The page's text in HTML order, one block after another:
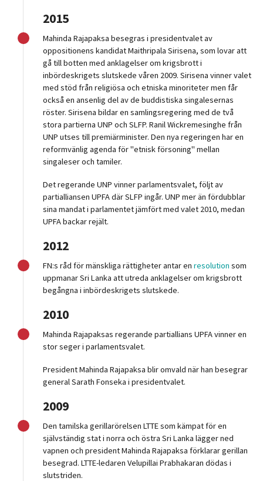
2015
Mahinda Rajapaksa besegras i presidentvalet av
oppositionens kandidat Maithripala Sirisena, som lovar att
gå till botten med anklagelser om krigsbrott i
inbördeskrigets slutskede våren 2009. Sirisena vinner valet
med stöd från religiösa och etniska minoriteter men får
också en ansenlig del av de buddistiska singalesernas
röster. Sirisena bildar en samlingsregering med de två
stora partierna UNP och SLFP. Ranil Wickremesinghe från
UNP utses till premiärminister. Den nya regeringen har en
reformvänlig agenda för "etnisk försoning" mellan
singaleser och tamiler.
Det regerande UNP vinner parlamentsvalet, följt av
partialliansen UPFA där SLFP ingår. UNP mer än fördubblar
sina mandat i parlamentet jämfört med valet 2010, medan
UPFA backar rejält.
2012
FN:s råd för mänskliga rättigheter antar enresolution som
uppmanar Sri Lanka att utreda anklagelser om krigsbrott
begångna i inbördeskrigets slutskede.
2010
Mahinda Rajapaksas regerande partiallians UPFA vinner en
stor seger i parlamentsvalet.
President Mahinda Rajapaksa blir omvald när han besegrar
general Sarath Fonseka i presidentvalet.
2009
Den tamilska gerillarörelsen LTTE som kämpat för en
självständig stat i norra och östra Sri Lanka lägger ned
vapnen och president Mahinda Rajapaksa förklarar gerillan
besegrad. LTTE-ledaren Velupillai Prabhakaran dödas i
slutstriden.